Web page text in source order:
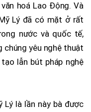
hoá Lao Động. Và
Lý đã có mặt ở rất
nước và quốc tế,
chúng yêu nghệ thuật
lẫn bút pháp nghệ
Lý là lần này bà được